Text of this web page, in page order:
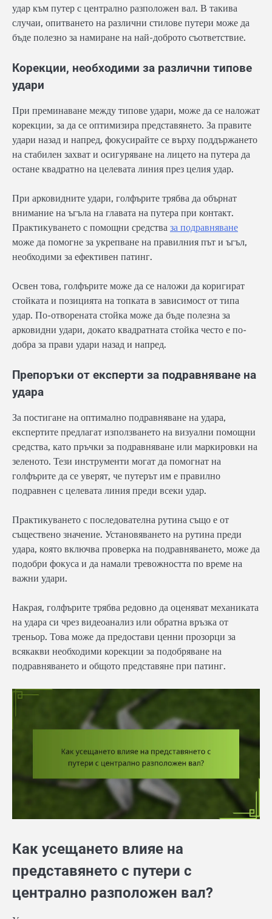
удар към путер с централно разположен вал. В такива
случаи, опитването на различни стилове путери може да
бъде полезно за намиране на най-доброто съответствие.
Корекции, необходими за различни типове
удари
При преминаване между типове удари, може да се наложат
корекции, за да се оптимизира представянето. За правите
удари назад и напред, фокусирайте се върху поддържането
на стабилен захват и осигуряване на лицето на путера да
остане квадратно на целевата линия през целия удар.
При арковидните удари, голфърите трябва да обърнат
внимание на ъгъла на главата на путера при контакт.
Практикуването с помощни средства за подравняване
може да помогне за укрепване на правилния път и ъгъл,
необходими за ефективен патинг.
Освен това, голфърите може да се наложи да коригират
стойката и позицията на топката в зависимост от типа
удар. По-отворената стойка може да бъде полезна за
арковидни удари, докато квадратната стойка често е по-
добра за прави удари назад и напред.
Препоръки от експерти за подравняване на
удара
За постигане на оптимално подравняване на удара,
експертите предлагат използването на визуални помощни
средства, като пръчки за подравняване или маркировки на
зеленото. Тези инструменти могат да помогнат на
голфърите да се уверят, че путерът им е правилно
подравнен с целевата линия преди всеки удар.
Практикуването с последователна рутина също е от
съществено значение. Установяването на рутина преди
удара, която включва проверка на подравняването, може да
подобри фокуса и да намали тревожността по време на
важни удари.
Накрая, голфърите трябва редовно да оценяват механиката
на удара си чрез видеоанализ или обратна връзка от
треньор. Това може да предостави ценни прозорци за
всякакви необходими корекции за подобряване на
подравняването и общото представяне при патинг.
Как усещането влияе на
представянето с путери с
централно разположен вал?